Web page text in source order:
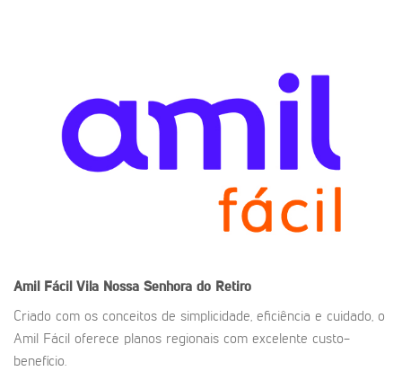
Amil Fácil Vila Nossa Senhora do Retiro
Criado com os conceitos de simplicidade, eficiência e cuidado, o
Amil Fácil oferece planos regionais com excelente custo-
benefício.